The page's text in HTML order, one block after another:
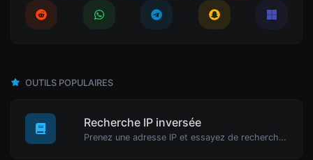
OUTILS POPULAIRES
Recherche IP inversée
Prenez une adresse IP et essayez de rechercher le domaine/hôte associé.